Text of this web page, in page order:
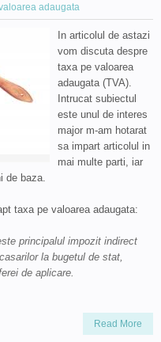
adaugata
In articolul de astazi
vom discuta despre
taxa pe valoarea
adaugata (TVA).
Intrucat subiectul
este unul de interes
major m-am hotarat
sa impart articolul in
mai multe parti, iar
de baza.
taxa pe valoarea adaugata:
principalul impozit indirect
la bugetul de stat,
de aplicare.
Read More